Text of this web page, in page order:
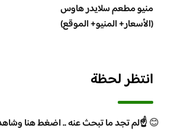
منيو مطعم سلايدر هاوس
(الأسعار+ المنيو+ الموقع)
انتظر لحظة
😊☝️لم تجد ما تبحث عنه .. اضغط هنا